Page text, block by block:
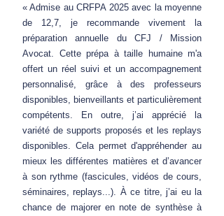
« Admise au CRFPA 2025 avec la moyenne
de 12,7, je recommande vivement la
préparation annuelle du CFJ / Mission
Avocat. Cette prépa à taille humaine m'a
offert un réel suivi et un accompagnement
personnalisé, grâce à des professeurs
disponibles, bienveillants et particulièrement
compétents. En outre, j’ai apprécié la
variété de supports proposés et les replays
disponibles. Cela permet d'appréhender au
mieux les différentes matières et d’avancer
à son rythme (fascicules, vidéos de cours,
séminaires, replays...). À ce titre, j’ai eu la
chance de majorer en note de synthèse à